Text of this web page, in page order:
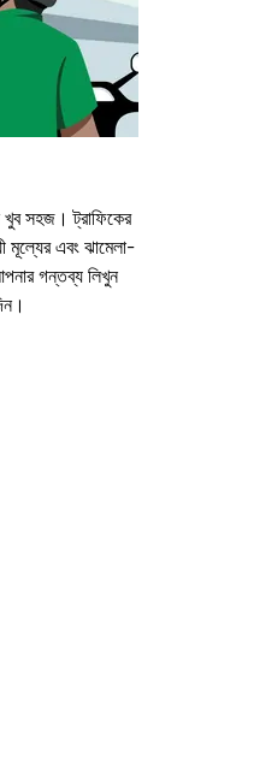
সহজ। ট্রাফিকের
মূল্যের এবং ঝামেলা-
গন্তব্য লিখুন